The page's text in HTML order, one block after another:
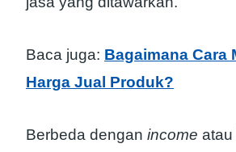
Baca juga: Bagaimana Cara
Harga Jual Produk?
Berbeda dengan income atau